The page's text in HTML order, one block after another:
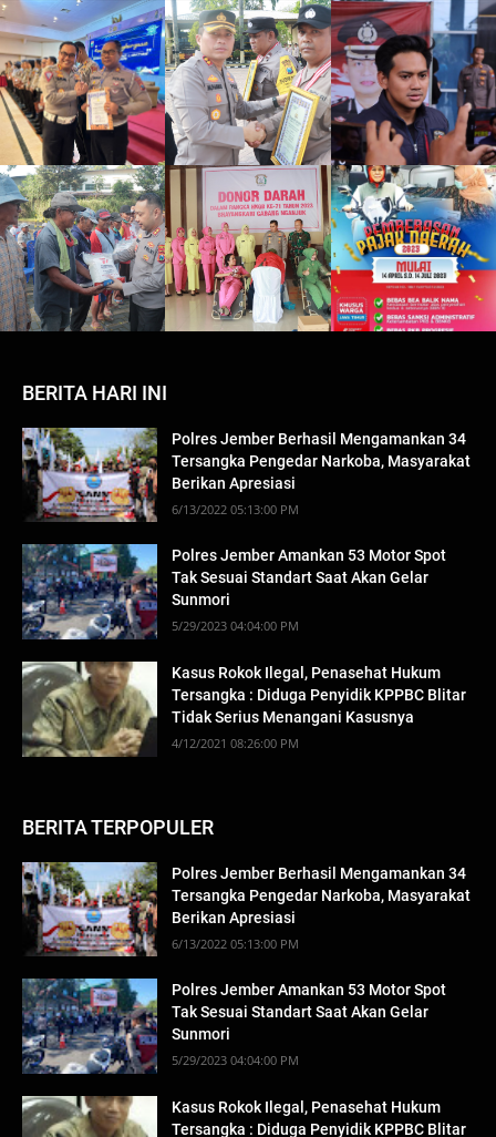
BERITA HARI INI
Polres Jember Berhasil Mengamankan 34
Tersangka Pengedar Narkoba, Masyarakat
Berikan Apresiasi
6/13/2022 05:13:00 PM
Polres Jember Amankan 53 Motor Spot
Tak Sesuai Standart Saat Akan Gelar
Sunmori
5/29/2023 04:04:00 PM
Kasus Rokok Ilegal, Penasehat Hukum
Tersangka : Diduga Penyidik KPPBC Blitar
Tidak Serius Menangani Kasusnya
4/12/2021 08:26:00 PM
BERITA TERPOPULER
Polres Jember Berhasil Mengamankan 34
Tersangka Pengedar Narkoba, Masyarakat
Berikan Apresiasi
6/13/2022 05:13:00 PM
Polres Jember Amankan 53 Motor Spot
Tak Sesuai Standart Saat Akan Gelar
Sunmori
5/29/2023 04:04:00 PM
Kasus Rokok Ilegal, Penasehat Hukum
Tersangka : Diduga Penyidik KPPBC Blitar